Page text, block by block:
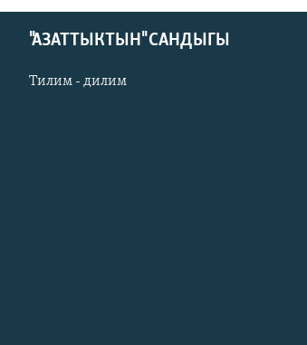
"АЗАТТЫКТЫН" САНДЫГЫ
Тилим - дилим